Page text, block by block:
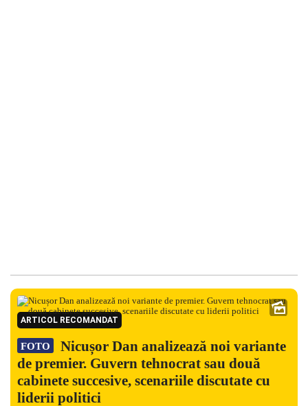
ARTICOL RECOMANDAT
FOTO
Nicușor Dan analizează noi variante
de premier. Guvern tehnocrat sau două
cabinete succesive, scenariile discutate cu
liderii politici